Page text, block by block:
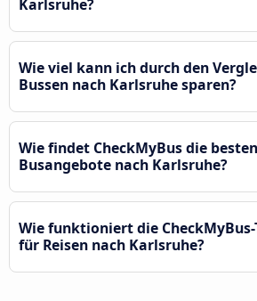
Karlsruhe?
Wie viel kann ich durch den
Bussen nach Karlsruhe sparen?
Wie findet CheckMyBus die besten
Busangebote nach Karlsruhe?
Wie funktioniert die
für Reisen nach Karlsruhe?